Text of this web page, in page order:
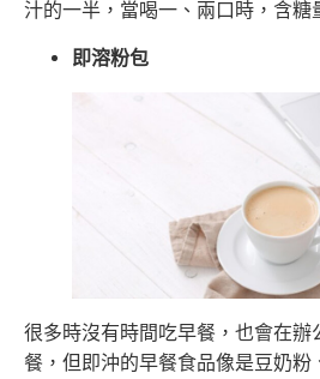
汁的一半，當喝一、兩口時，含糖
即溶粉包
很多時沒有時間吃早餐，也會在辦
餐，但即沖的早餐食品像是豆奶粉